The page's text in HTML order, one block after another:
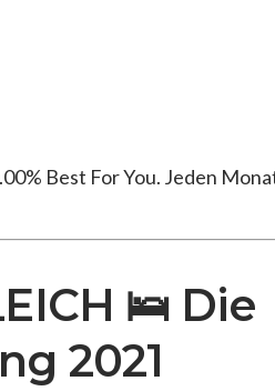
Best For You. Jeden
🛌 Die
2021